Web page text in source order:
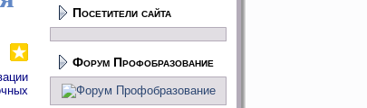
Посетители сайта
Форум Профобразование